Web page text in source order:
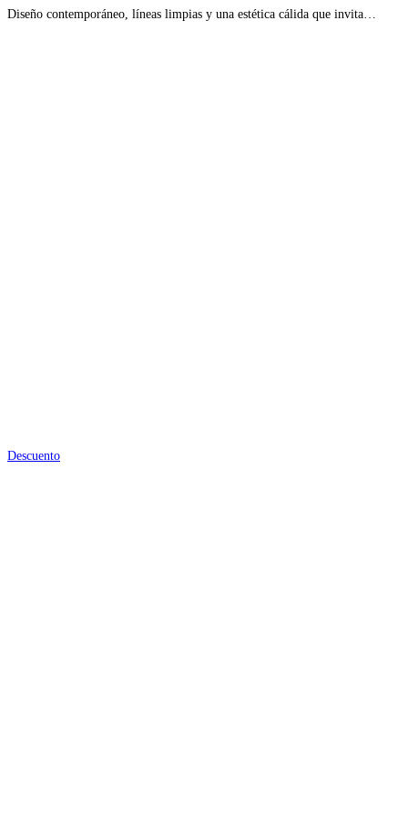
Diseño contemporáneo, líneas limpias y una estética cálida que invita…
Descuento